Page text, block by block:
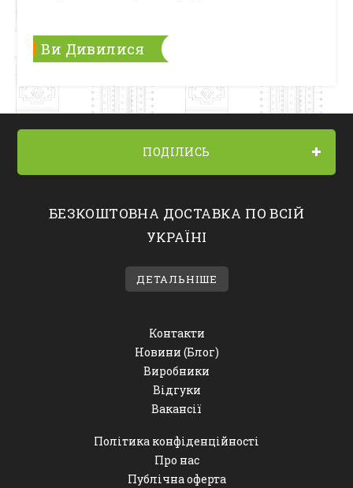
Ви Дивилися
ПОДІЛИСЬ
БЕЗКОШТОВНА ДОСТАВКА ПО ВСІЙ
УКРАЇНІ
ДЕТАЛЬНІШЕ
Контакти
Новини (Блог)
Виробники
Відгуки
Вакансії
Політика конфіденційності
Про нас
Публічна оферта